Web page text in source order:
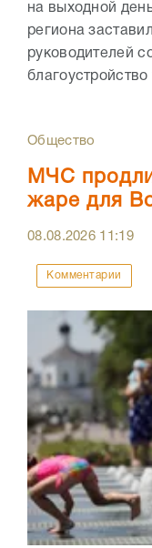
на выходной
региона
руководителей
Общество
МЧС
жаре для
08.08.2026 11:19
Комментарии